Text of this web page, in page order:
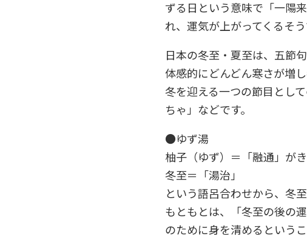
ずる日という意味で「一陽
れ、運気が上がってくるそ
日本の冬至・夏至は、五節
体感的にどんどん寒さが増
冬を迎える一つの節目とし
ちゃ」などです。
●ゆず湯
柚子（ゆず）＝「融通」が
冬至＝「湯治」
という語呂合わせから、冬
もともとは、「冬至の後の
のために身を清めるというこ